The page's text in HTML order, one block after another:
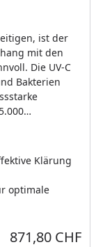
ist der
mit den
Die UV-C
Bakterien
Klärung
optimale
Aktueller Preis
871,80 CHF